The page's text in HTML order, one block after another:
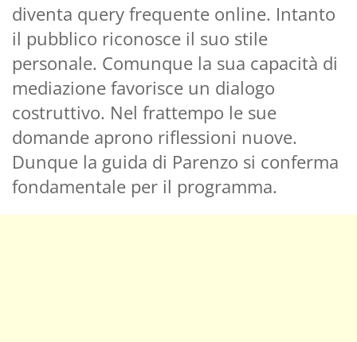
diventa query frequente online. Intanto
il pubblico riconosce il suo stile
personale. Comunque la sua capacità di
mediazione favorisce un dialogo
costruttivo. Nel frattempo le sue
domande aprono riflessioni nuove.
Dunque la guida di Parenzo si conferma
fondamentale per il programma.